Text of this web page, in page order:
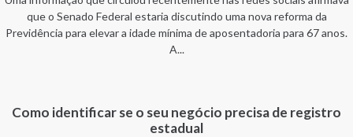
que o Senado Federal estaria discutindo uma nova reforma da
Previdência para elevar a idade mínima de aposentadoria para 67 anos.
A...
Como identificar se o seu negócio precisa de registro
estadual